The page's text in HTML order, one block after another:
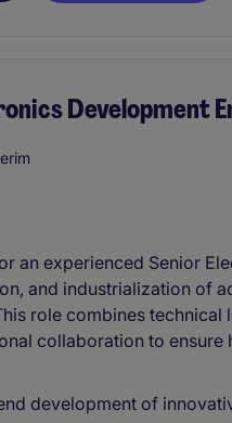
Development
an experienced Senior
and industrialization of
role combines
collaboration to
development of